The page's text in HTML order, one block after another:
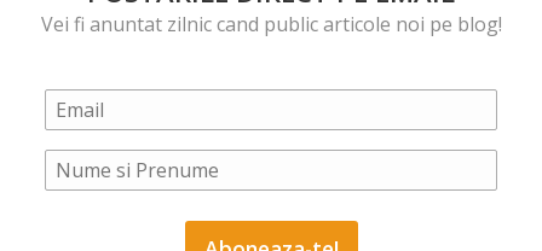
Vei fi anuntat zilnic cand public articole noi pe blog!